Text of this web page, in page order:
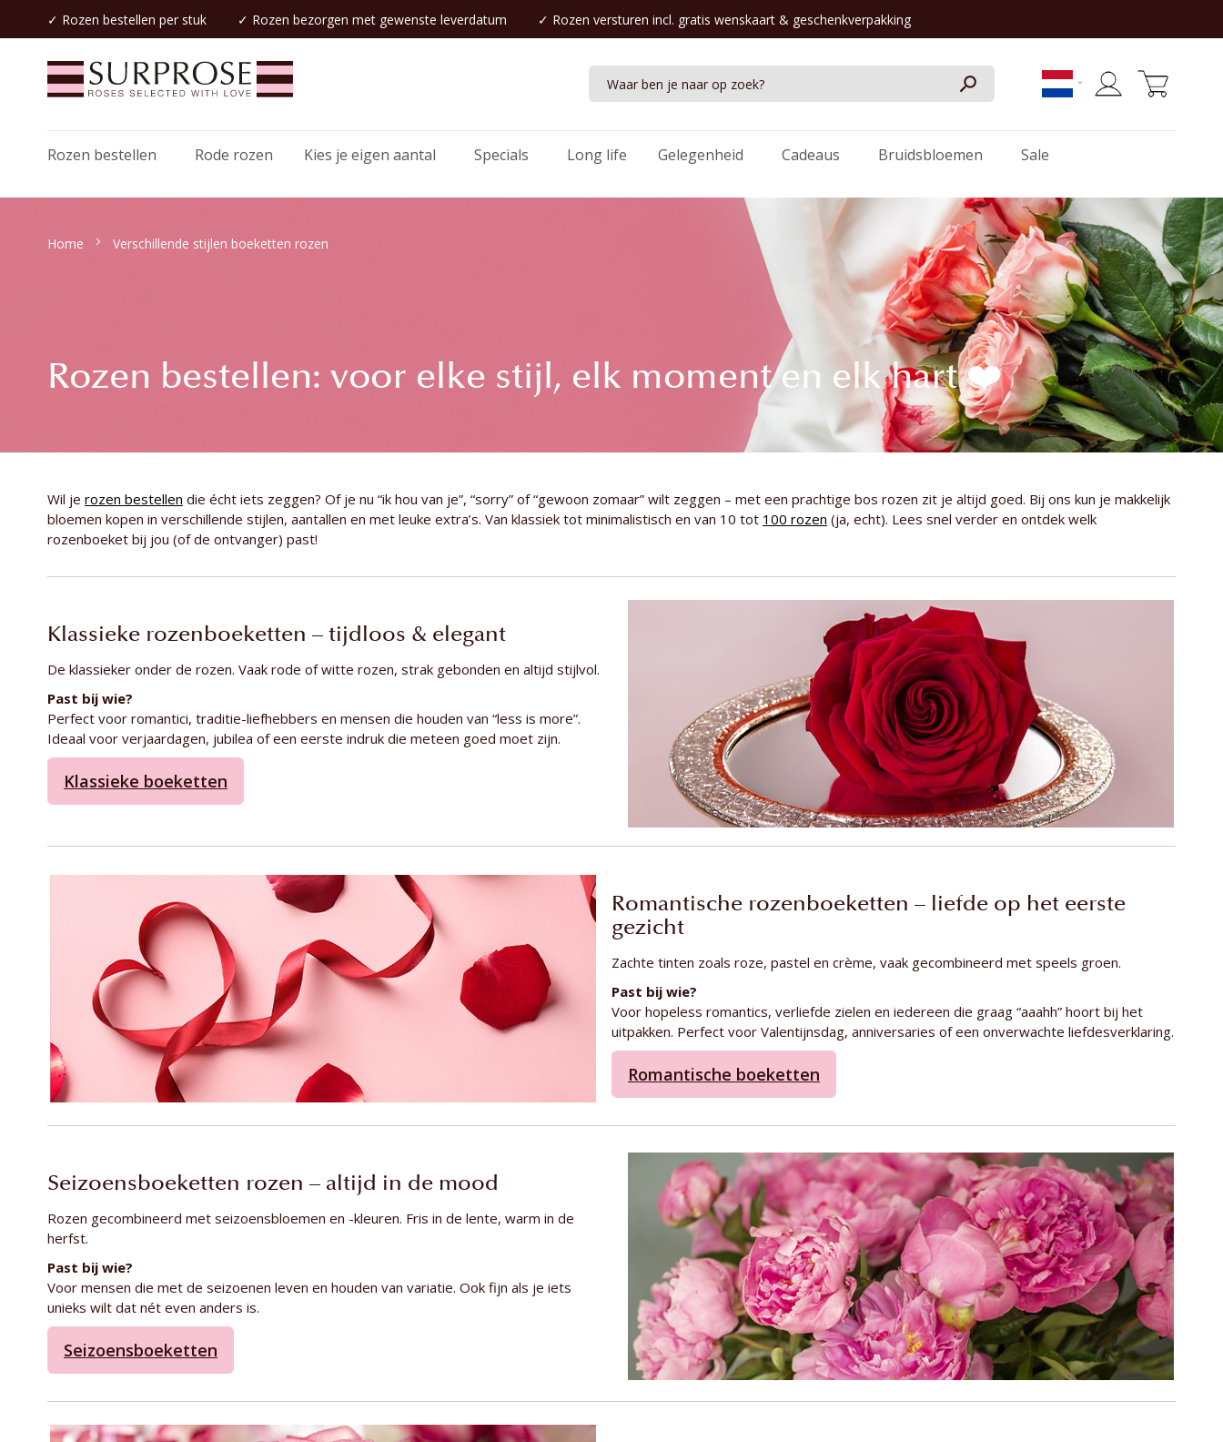
✓ Rozen bestellen per stuk ✓ Rozen bezorgen met gewenste leverdatum ✓ Rozen versturen incl. gratis wenskaart & geschenkverpakking
Rozen bestellen Rode rozen Kies je eigen aantal Specials Long life Gelegenheid Cadeaus Bruidsbloemen Sale
Home Verschillende stijlen boeketten rozen
Rozen bestellen: voor elke stijl, elk moment en elk hart ❤️
Wil je rozen bestellen die écht iets zeggen? Of je nu “ik hou van je”, “sorry” of “gewoon zomaar” wilt zeggen – met een prachtige bos rozen zit je altijd goed. Bij ons kun je makkelijk
bloemen kopen in verschillende stijlen, aantallen en met leuke extra’s. Van klassiek tot minimalistisch en van 10 tot 100 rozen (ja, echt). Lees snel verder en ontdek welk
rozenboeket bij jou (of de ontvanger) past!
Klassieke rozenboeketten – tijdloos & elegant
De klassieker onder de rozen. Vaak rode of witte rozen, strak gebonden en altijd stijlvol.
Past bij wie?
Perfect voor romantici, traditie-liefhebbers en mensen die houden van “less is more”.
Ideaal voor verjaardagen, jubilea of een eerste indruk die meteen goed moet zijn.
Klassieke boeketten
Romantische rozenboeketten – liefde op het eerste
gezicht
Zachte tinten zoals roze, pastel en crème, vaak gecombineerd met speels groen.
Past bij wie?
Voor hopeless romantics, verliefde zielen en iedereen die graag “aaahh” hoort bij het
uitpakken. Perfect voor Valentijnsdag, anniversaries of een onverwachte liefdesverklaring.
Romantische boeketten
Seizoensboeketten rozen – altijd in de mood
Rozen gecombineerd met seizoensbloemen en -kleuren. Fris in de lente, warm in de
herfst.
Past bij wie?
Voor mensen die met de seizoenen leven en houden van variatie. Ook fijn als je iets
unieks wilt dat nét even anders is.
Seizoensboeketten